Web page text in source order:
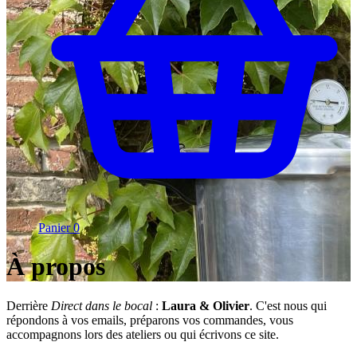
Panier 0
À propos
Derrière Direct dans le bocal : Laura & Olivier. C'est nous qui
répondons à vos emails, préparons vos commandes, vous
accompagnons lors des ateliers ou qui écrivons ce site.